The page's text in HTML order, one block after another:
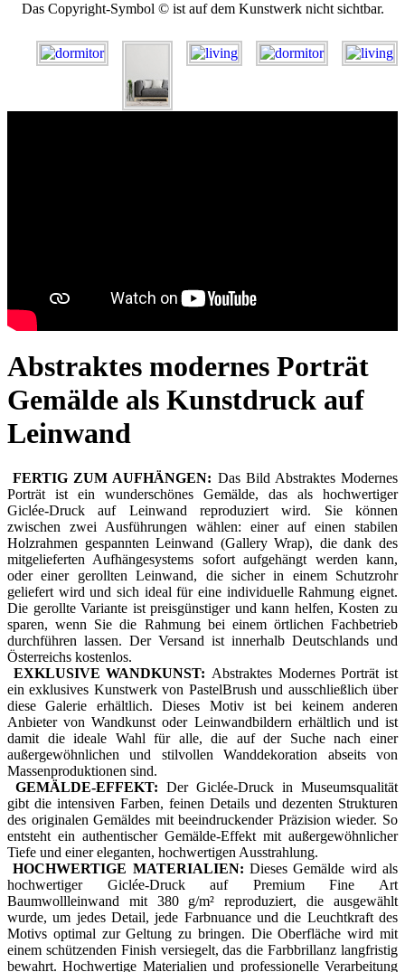
Das Copyright-Symbol © ist auf dem Kunstwerk nicht sichtbar.
Abstraktes modernes Porträt
Gemälde als Kunstdruck auf
Leinwand
FERTIG ZUM AUFHÄNGEN: Das Bild Abstraktes Modernes
Porträt ist ein wunderschönes Gemälde, das als hochwertiger
Giclée-Druck auf Leinwand reproduziert wird. Sie können
zwischen zwei Ausführungen wählen: einer auf einen stabilen
Holzrahmen gespannten Leinwand (Gallery Wrap), die dank des
mitgelieferten Aufhängesystems sofort aufgehängt werden kann,
oder einer gerollten Leinwand, die sicher in einem Schutzrohr
geliefert wird und sich ideal für eine individuelle Rahmung eignet.
Die gerollte Variante ist preisgünstiger und kann helfen, Kosten zu
sparen, wenn Sie die Rahmung bei einem örtlichen Fachbetrieb
durchführen lassen. Der Versand ist innerhalb Deutschlands und
Österreichs kostenlos.
EXKLUSIVE WANDKUNST: Abstraktes Modernes Porträt ist
ein exklusives Kunstwerk von PastelBrush und ausschließlich über
diese Galerie erhältlich. Dieses Motiv ist bei keinem anderen
Anbieter von Wandkunst oder Leinwandbildern erhältlich und ist
damit die ideale Wahl für alle, die auf der Suche nach einer
außergewöhnlichen und stilvollen Wanddekoration abseits von
Massenproduktionen sind.
GEMÄLDE-EFFEKT: Der Giclée-Druck in Museumsqualität
gibt die intensiven Farben, feinen Details und dezenten Strukturen
des originalen Gemäldes mit beeindruckender Präzision wieder. So
entsteht ein authentischer Gemälde-Effekt mit außergewöhnlicher
Tiefe und einer eleganten, hochwertigen Ausstrahlung.
HOCHWERTIGE MATERIALIEN: Dieses Gemälde wird als
hochwertiger Giclée-Druck auf Premium Fine Art
Baumwollleinwand mit 380 g/m² reproduziert, die ausgewählt
wurde, um jedes Detail, jede Farbnuance und die Leuchtkraft des
Motivs optimal zur Geltung zu bringen. Die Oberfläche wird mit
einem schützenden Finish versiegelt, das die Farbbrillanz langfristig
bewahrt. Hochwertige Materialien und professionelle Verarbeitung